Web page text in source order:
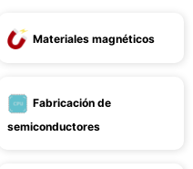
Materiales magnéticos
Fabricación de
semiconductores